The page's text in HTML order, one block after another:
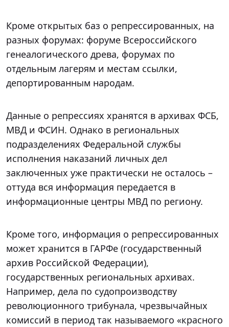
Кроме открытых баз о репрессированных, на
разных форумах: форуме Всероссийского
генеалогического древа, форумах по
отдельным лагерям и местам ссылки,
депортированным народам.
Данные о репрессиях хранятся в архивах ФСБ,
МВД и ФСИН. Однако в региональных
подразделениях Федеральной службы
исполнения наказаний личных дел
заключенных уже практически не осталось –
оттуда вся информация передается в
информационные центры МВД по региону.
Кроме того, информация о репрессированных
может хранится в ГАРФе (государственный
архив Российской Федерации),
государственных региональных архивах.
Например, дела по судопроизводству
революционного трибунала, чрезвычайных
комиссий в период так называемого «красного